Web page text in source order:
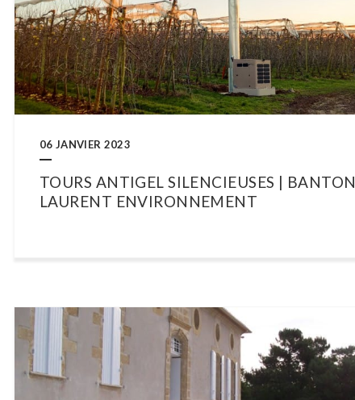
06 JANVIER 2023
TOURS ANTIGEL SILENCIEUSES | BANTON
LAURENT ENVIRONNEMENT